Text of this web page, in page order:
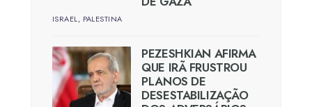
ISRAEL, PALESTINA
PEZESHKIAN AFIRMA
QUE IRÃ FRUSTROU
PLANOS DE
DESESTABILIZAÇÃO